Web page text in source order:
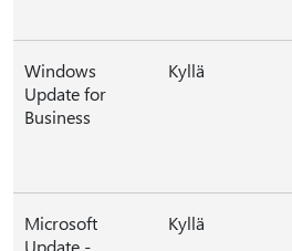
Windows
Update for
Business
Kyllä
Microsoft
Update -
Kyllä